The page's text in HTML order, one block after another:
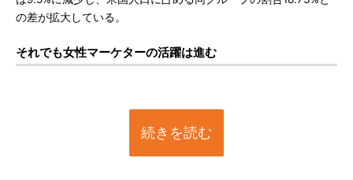
の差が拡大している。
それでも女性マーケターの活躍は進む
続きを読む